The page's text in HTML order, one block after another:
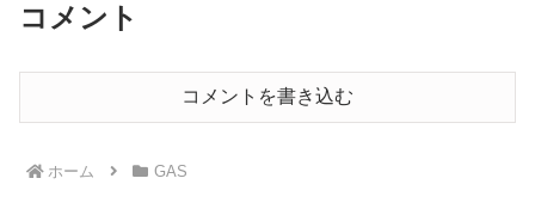
コメント
コメントを書き込む
ホーム GAS